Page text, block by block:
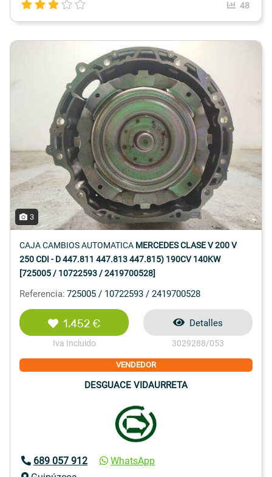
48
3
CAJA CAMBIOS AUTOMATICA MERCEDES CLASE V 200 V
250 CDI - D 447.811 447.813 447.815) 190CV 140KW
[725005 / 10722593 / 2419700528]
Referencia: 725005 / 10722593 / 2419700528
1.452 €
Iva Incluido
Detalles
3029288/053
VENDEDOR
DESGUACE VIDAURRETA
689 057 912
WhatsApp